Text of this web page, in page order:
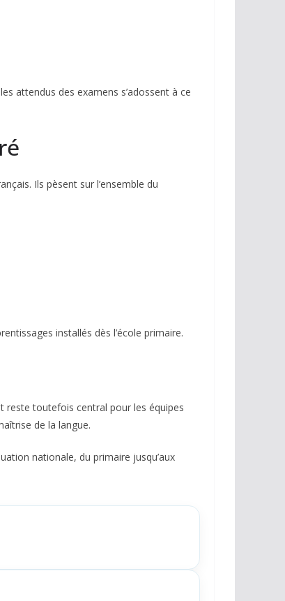
attendus des examens s’adossent à ce
Ils pèsent sur l’ensemble du
installés dès l’école primaire.
reste toutefois central pour les équipes
de la langue.
nationale, du primaire jusqu’aux